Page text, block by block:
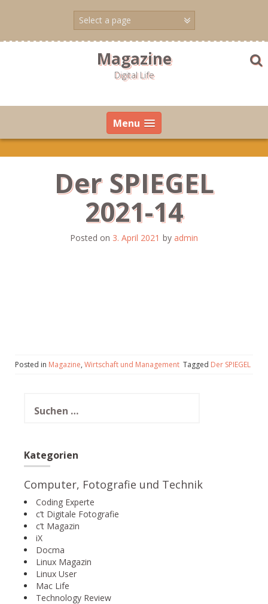
Magazine
Digital Life
Menu
Der SPIEGEL
2021-14
Posted on 3. April 2021 by admin
Posted in Magazine, Wirtschaft und Management Tagged Der SPIEGEL
nach:
Kategorien
Computer, Fotografie und Technik
Coding Experte
c’t Digitale Fotografie
c’t Magazin
iX
Docma
Linux Magazin
Linux User
Mac Life
Technology Review